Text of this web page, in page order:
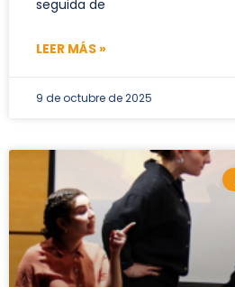
seguida de
LEER MÁS »
9 de octubre de 2025